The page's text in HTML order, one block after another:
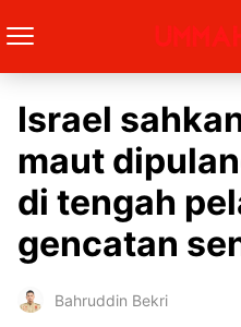
Israel
maut
di tengah
gencatan
Bahruddin Bekri